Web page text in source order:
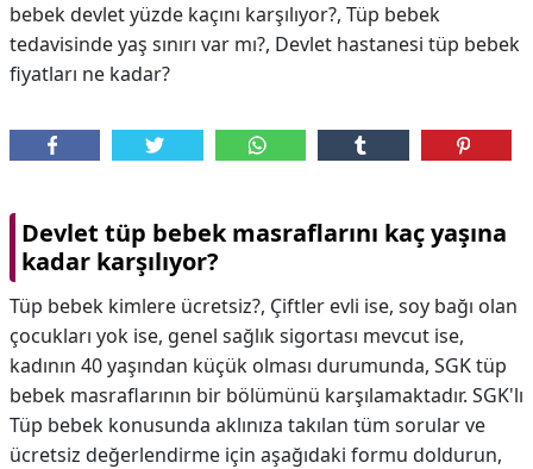
bebek devlet yüzde kaçını karşılıyor?, Tüp bebek
tedavisinde yaş sınırı var mı?, Devlet hastanesi tüp bebek
fiyatları ne kadar?
Devlet tüp bebek masraflarını kaç yaşına
kadar karşılıyor?
Tüp bebek kimlere ücretsiz?, Çiftler evli ise, soy bağı olan
çocukları yok ise, genel sağlık sigortası mevcut ise,
kadının 40 yaşından küçük olması durumunda, SGK tüp
bebek masraflarının bir bölümünü karşılamaktadır. SGK'lı
Tüp bebek konusunda aklınıza takılan tüm sorular ve
ücretsiz değerlendirme için aşağıdaki formu doldurun,